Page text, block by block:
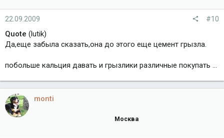
22.09.2009 #10
Quote (lutik)
Да,еще забыла сказать,она до этого еще цемент грызла.
побольше кальция давать и грызлики различные покупать ...
monti
Москва